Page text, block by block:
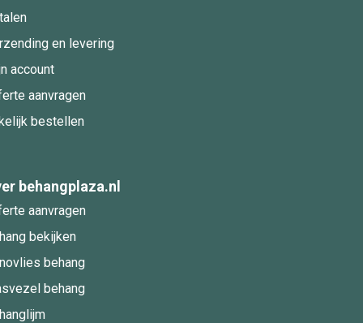
en levering
account
aanvragen
bestellen
behangplaza.nl
aanvragen
bekijken
behang
behang